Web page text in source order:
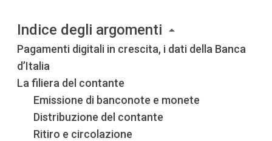
Indice degli argomenti
Pagamenti digitali in crescita, i dati della Banca
d’Italia
La filiera del contante
Emissione di banconote e monete
Distribuzione del contante
Ritiro e circolazione